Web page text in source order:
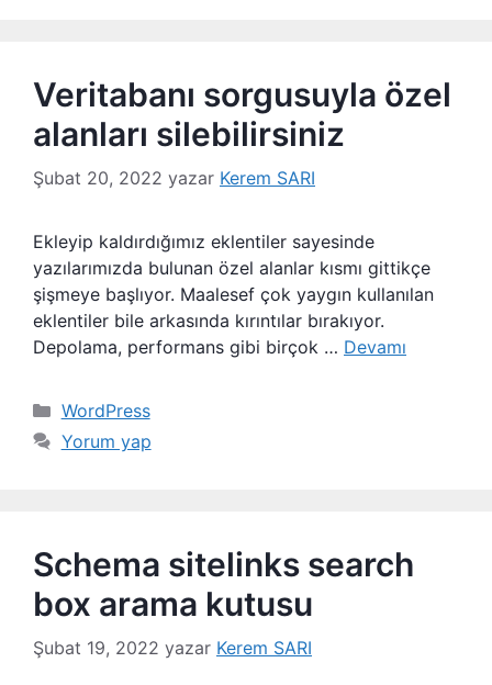
Veritabanı sorgusuyla özel
alanları silebilirsiniz
Şubat 20, 2022 yazar Kerem SARI
Ekleyip kaldırdığımız eklentiler sayesinde
yazılarımızda bulunan özel alanlar kısmı gittikçe
şişmeye başlıyor. Maalesef çok yaygın kullanılan
eklentiler bile arkasında kırıntılar bırakıyor.
Depolama, performans gibi birçok … Devamı
Kategoriler
WordPress
Yorum yap
Schema sitelinks search
box arama kutusu
Şubat 19, 2022 yazar Kerem SARI